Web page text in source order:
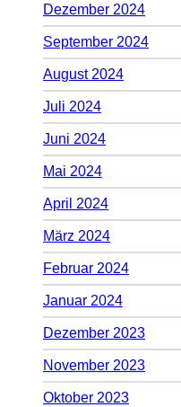
Dezember 2024
September 2024
August 2024
Juli 2024
Juni 2024
Mai 2024
April 2024
März 2024
Februar 2024
Januar 2024
Dezember 2023
November 2023
Oktober 2023